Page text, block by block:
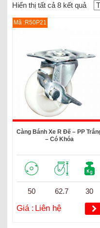
Hiển thị tất cả 8 kết quả
Mã :R50P21
Càng Bánh Xe R Đế – PP
– Có Khóa
50 62.7 30
Giá : Liên hệ